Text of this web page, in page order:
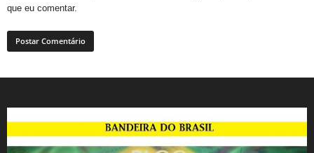
que eu comentar.